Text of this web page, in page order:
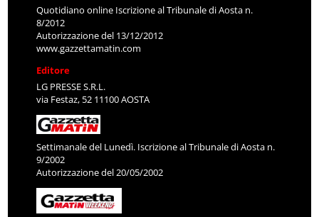
Quotidiano online Iscrizione al Tribunale di Aosta n.
8/2012
Autorizzazione del 13/12/2012
www.gazzettamatin.com
Editore
LG PRESSE S.R.L.
via Festaz, 52 11100 AOSTA
Settimanale del Lunedì. Iscrizione al Tribunale di Aosta n.
9/2002
Autorizzazione del 20/05/2002